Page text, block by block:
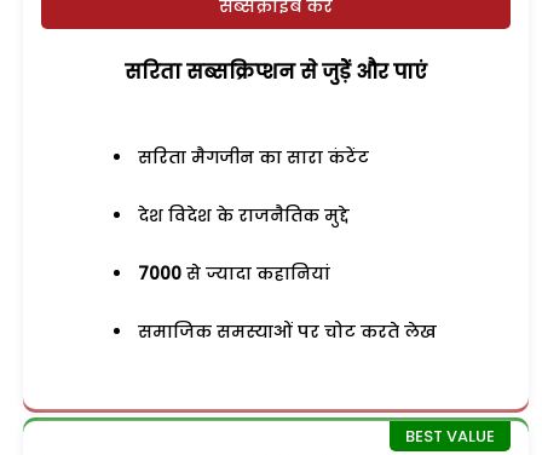
सब्सक्राइब करें
सरिता सब्सक्रिप्शन से जुड़ेें और पाएं
सरिता मैगजीन का सारा कंटेंट
देश विदेश के राजनैतिक मुद्दे
7000 से ज्यादा कहानियां
समाजिक समस्याओं पर चोट करते लेख